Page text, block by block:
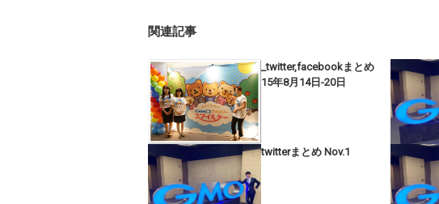
関連記事
_twitter,facebookまとめ
15年8月14日-20日
twitterまとめ Nov.1